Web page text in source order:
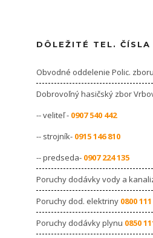
DÔLEŽITÉ TEL. ČÍSLA
Obvodné oddelenie Polic.
Dobrovoľný hasičský zbor
-- veliteľ - 0907 540 442
-- strojník- 0915 146 810
-- predseda- 0907 224 135
Poruchy dodávky vody a
Poruchy dod. elektriny 0800
Poruchy dodávky plynu 0850